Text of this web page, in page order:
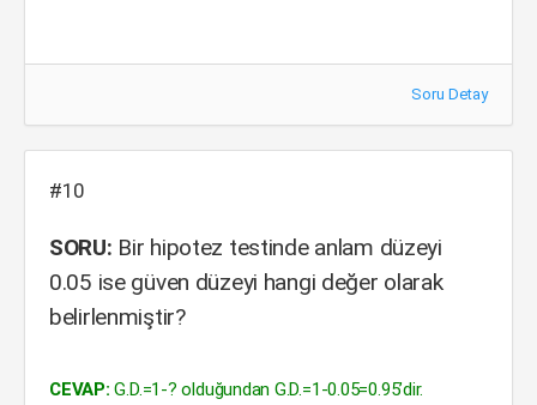
Soru Detay
#10
SORU: Bir hipotez testinde anlam düzeyi
0.05 ise güven düzeyi hangi değer olarak
belirlenmiştir?
CEVAP: G.D.=1-? olduğundan G.D.=1-0.05=0.95’dir.